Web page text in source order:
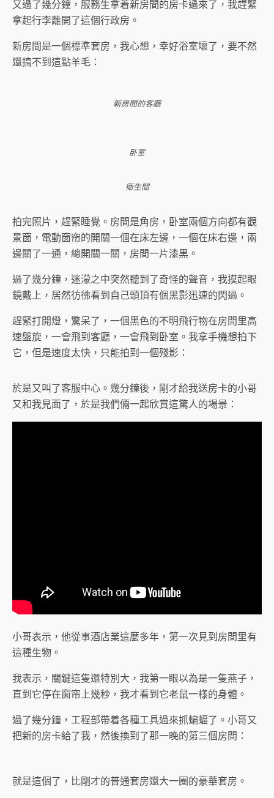
又過了幾分鐘，服務生拿着新房間的房卡過來了，我趕緊
拿起行李離開了這個行政房。
新房間是一個標準套房，我心想，幸好浴室壞了，要不然
還搞不到這點羊毛：
新房間的客廳
卧室
衛生間
拍完照片，趕緊睡覺。房間是角房，卧室兩個方向都有觀
景窗，電動窗帘的開關一個在床左邊，一個在床右邊，兩
邊關了一通，總開關一關，房間一片漆黑。
過了幾分鐘，迷濛之中突然聽到了奇怪的聲音，我摸起眼
鏡戴上，居然彷彿看到自己頭頂有個黑影迅速的閃過。
趕緊打開燈，驚呆了，一個黑色的不明飛行物在房間里高
速盤旋，一會飛到客廳，一會飛到卧室。我拿手機想拍下
它，但是速度太快，只能拍到一個殘影：
於是又叫了客服中心。幾分鐘後，剛才給我送房卡的小哥
又和我見面了，於是我們倆一起欣賞這驚人的場景：
小哥表示，他從事酒店業這麼多年，第一次見到房間里有
這種生物。
我表示，關鍵這隻還特別大，我第一眼以為是一隻燕子，
直到它停在窗帘上幾秒，我才看到它老鼠一樣的身體。
過了幾分鐘，工程部帶着各種工具過來抓蝙蝠了。小哥又
把新的房卡給了我，然後換到了那一晚的第三個房間：
就是這個了，比剛才的普通套房還大一圈的豪華套房。